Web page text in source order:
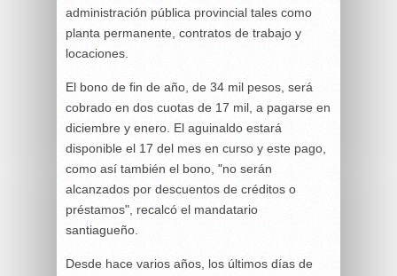
administración pública provincial tales como
planta permanente, contratos de trabajo y
locaciones.
El bono de fin de año, de 34 mil pesos, será
cobrado en dos cuotas de 17 mil, a pagarse en
diciembre y enero. El aguinaldo estará
disponible el 17 del mes en curso y este pago,
como así también el bono, "no serán
alcanzados por descuentos de créditos o
préstamos", recalcó el mandatario
santiagueño.
Desde hace varios años, los últimos días de